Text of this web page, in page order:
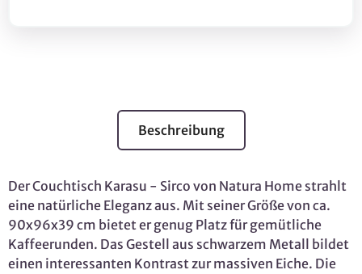
Beschreibung
Der Couchtisch Karasu - Sirco von Natura Home strahlt
eine natürliche Eleganz aus. Mit seiner Größe von ca.
90x96x39 cm bietet er genug Platz für gemütliche
Kaffeerunden. Das Gestell aus schwarzem Metall bildet
einen interessanten Kontrast zur massiven Eiche. Die